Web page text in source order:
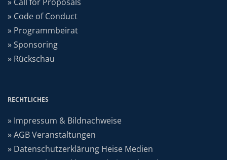
» Code of Conduct
» Programmbeirat
» Sponsoring
» Rückschau
RECHTLICHES
» Impressum & Bildnachweise
» AGB Veranstaltungen
» Datenschutzerklärung Heise Medien